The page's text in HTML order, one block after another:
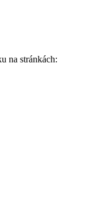
na stránkách: